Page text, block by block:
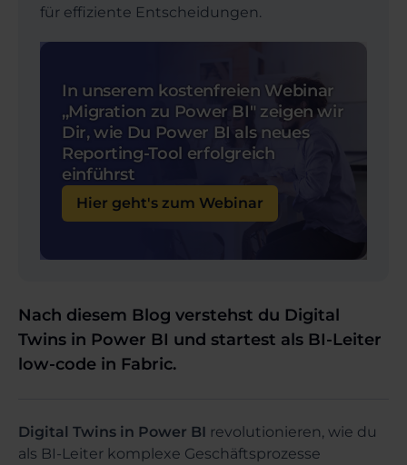
für effiziente Entscheidungen.
In unserem kostenfreien Webinar
,,Migration zu Power BI" zeigen wir
Dir, wie Du Power BI als neues
Reporting-Tool erfolgreich
einführst
Hier geht's zum Webinar
Nach diesem Blog verstehst du Digital
Twins in Power BI und startest als BI-Leiter
low-code in Fabric.
Digital Twins in Power BI revolutionieren, wie du
als BI-Leiter komplexe Geschäftsprozesse